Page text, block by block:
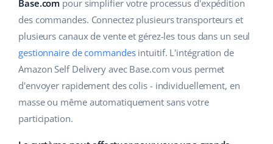
Gestion logistique
Automatisation des flux
Base Connect
L'IA au service du e-commerce
Maison et jardin
Produits pour enfants
Électronique
Pièces automobiles
Supermarché
Aide
Académie
Blog
english (US)
english (GB)
english (IN)
deutsch
Base.com pour simplifier votre processus d'expédition
des commandes. Connectez plusieurs transporteurs et
plusieurs canaux de vente et gérez-les tous dans un seul
gestionnaire de commandesintuitif. L'intégration de
Amazon Self Delivery avec Base.com vous permet
d'envoyer rapidement des colis - individuellement, en
masse ou même automatiquement sans votre
participation.